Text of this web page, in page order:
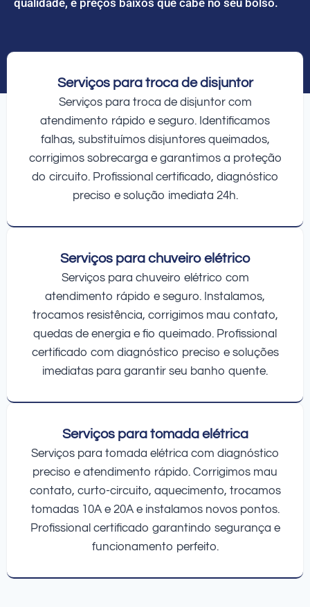
Serviços para troca de disjuntor
Serviços para troca de disjuntor com
atendimento rápido e seguro. Identificamos
falhas, substituímos disjuntores queimados,
corrigimos sobrecarga e garantimos a proteção
do circuito. Profissional certificado, diagnóstico
preciso e solução imediata 24h.
Serviços para chuveiro elétrico
Serviços para chuveiro elétrico com
atendimento rápido e seguro. Instalamos,
trocamos resistência, corrigimos mau contato,
quedas de energia e fio queimado. Profissional
certificado com diagnóstico preciso e soluções
imediatas para garantir seu banho quente.
Serviços para tomada elétrica
Serviços para tomada elétrica com diagnóstico
preciso e atendimento rápido. Corrigimos mau
contato, curto-circuito, aquecimento, trocamos
tomadas 10A e 20A e instalamos novos pontos.
Profissional certificado garantindo segurança e
funcionamento perfeito.